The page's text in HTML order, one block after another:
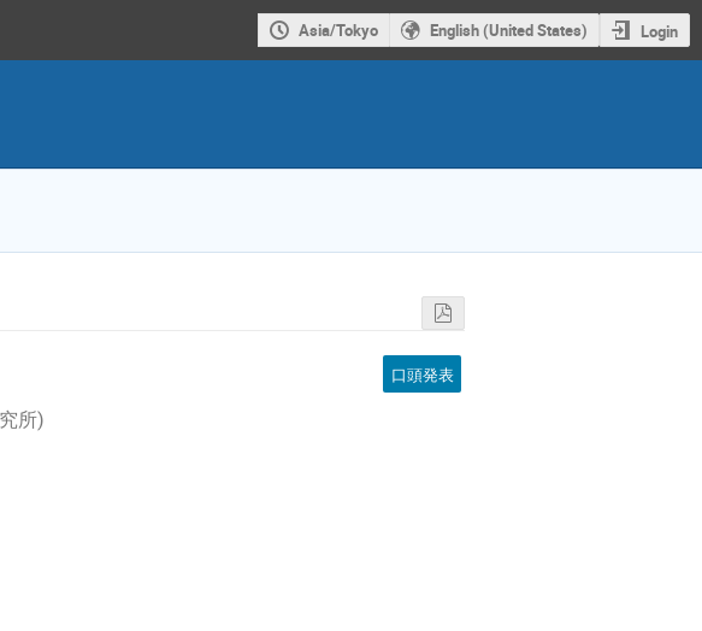
Asia/Tokyo English (United States) Login
所)
口頭発表